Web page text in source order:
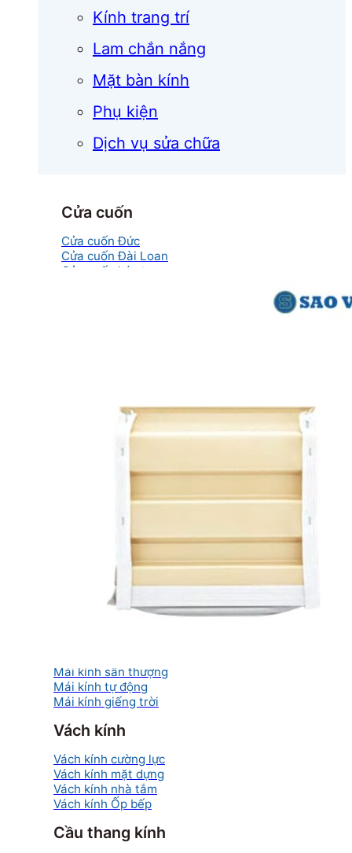
Kính trang trí
Lam chắn nắng
Mặt bàn kính
Phụ kiện
Dịch vụ sửa chữa
Cửa cuốn
Cửa cuốn Đức
Cửa cuốn Đài Loan
Cửa cuốn kéo tay
Cửa kính cường lực
Cửa kính lùa
Cửa kính thủy lực
Cửa kính tự động
Phòng tắm kính
Cửa nhôm kính
Cửa nhôm Xingfa nhập khẩu
Cửa nhôm Xingfa Việt Nam
Cửa nhôm thủy lực
Cửa trượt quay
Cửa nhôm Slim
Mái kính sân thượng
Mái kính tự động
Mái kính giếng trời
Vách kính
Vách kính cường lực
Vách kính mặt dựng
Vách kính nhà tắm
Vách kính Ốp bếp
Cầu thang kính